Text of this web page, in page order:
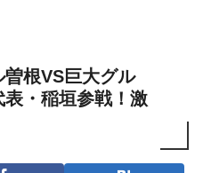
曽根VS巨大グル
表・稲垣参戦！激